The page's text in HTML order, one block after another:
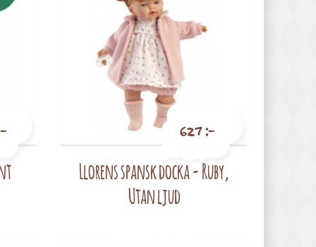
Pris
627 :-
Llorens spansk docka - Ruby,
Utan ljud